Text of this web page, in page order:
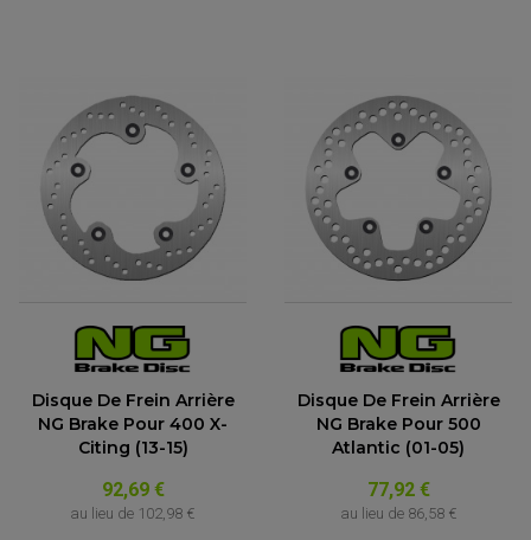
Disque De Frein Arrière
NG Brake Pour 400 X-
Citing (13-15)
92,69 €
au lieu de 102,98 €
Disque De Frein Arrière
NG Brake Pour 500
Atlantic (01-05)
77,92 €
au lieu de 86,58 €